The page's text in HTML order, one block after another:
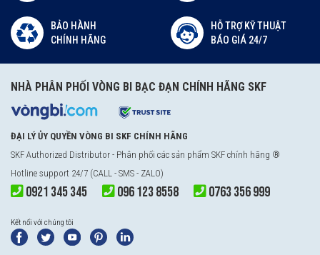
BẢO HÀNH
CHÍNH HÃNG
HỖ TRỢ KỸ THUẬT
BÁO GIÁ 24/7
NHÀ PHÂN PHỐI VÒNG BI BẠC ĐẠN CHÍNH HÃNG SKF
ĐẠI LÝ ỦY QUYỀN VÒNG BI SKF CHÍNH HÃNG
SKF Authorized Distributor - Phân phối các sản phẩm SKF chính hãng ®
Hotline support 24/7 (CALL - SMS - ZALO)
0921 345 345 096 123 8558 0763 356 999
Kết nối với chúng tôi